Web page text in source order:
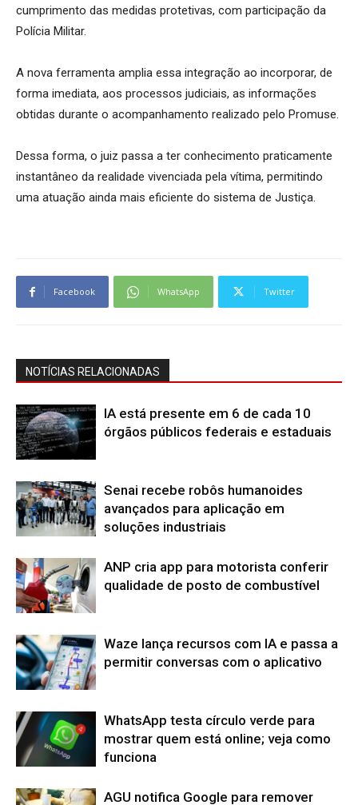
cumprimento das medidas protetivas, com participação da
Polícia Militar.
A nova ferramenta amplia essa integração ao incorporar, de
forma imediata, aos processos judiciais, as informações
obtidas durante o acompanhamento realizado pelo Promuse.
Dessa forma, o juiz passa a ter conhecimento praticamente
instantâneo da realidade vivenciada pela vítima, permitindo
uma atuação ainda mais eficiente do sistema de Justiça.
Facebook WhatsApp Twitter
NOTÍCIAS RELACIONADAS
IA está presente em 6 de cada 10
órgãos públicos federais e estaduais
Senai recebe robôs humanoides
avançados para aplicação em
soluções industriais
ANP cria app para motorista conferir
qualidade de posto de combustível
Waze lança recursos com IA e passa a
permitir conversas com o aplicativo
WhatsApp testa círculo verde para
mostrar quem está online; veja como
funciona
AGU notifica Google para remover